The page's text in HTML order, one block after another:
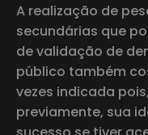
A realização de
secundárias que
de validação de
público também
vezes indicada
previamente, sua